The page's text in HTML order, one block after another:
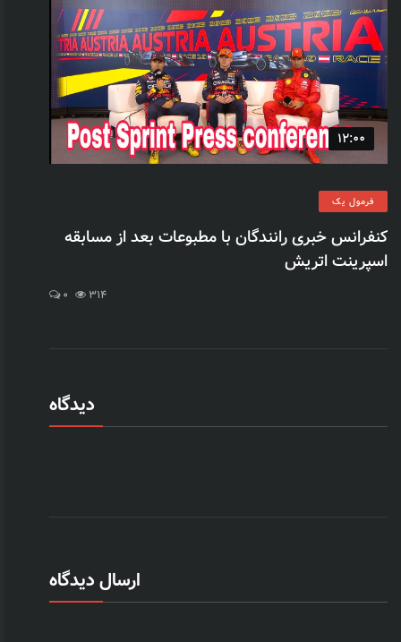
12:00
فرمول یک
کنفرانس خبری رانندگان با مطبوعات بعد از مسابقه
اسپرینت اتریش
0 314
دیدگاه
ارسال دیدگاه